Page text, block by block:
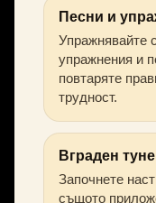
Песни и
Упражнявайте
упражнения и
повтаряте
трудност.
Вграден
Започнете
същото